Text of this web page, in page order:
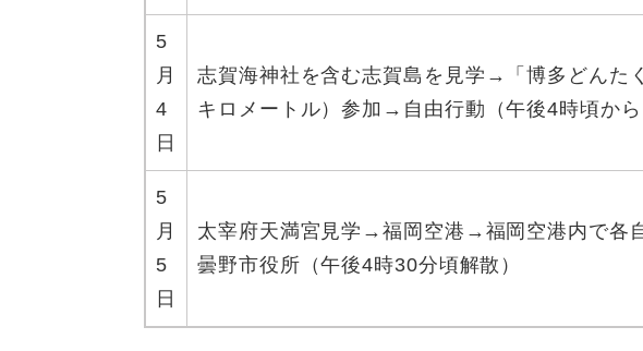
5
月
4
日
志賀海神社を含む志賀島を見学→「博多どんた
キロメートル）参加→自由行動（午後4時頃から
5
月
5
日
太宰府天満宮見学→福岡空港→福岡空港内で
曇野市役所（午後4時30分頃解散）